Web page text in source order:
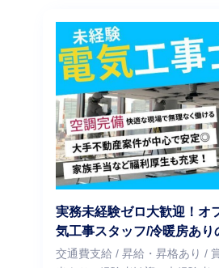
実務未経験ゼロ大歓迎！オ
気工事スタッフ/冷暖房あり
交通費支給 / 昇給・昇格あり /